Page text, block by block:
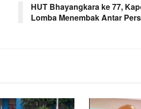
HUT Bhayangkara ke 77,
Lomba Menembak Antar